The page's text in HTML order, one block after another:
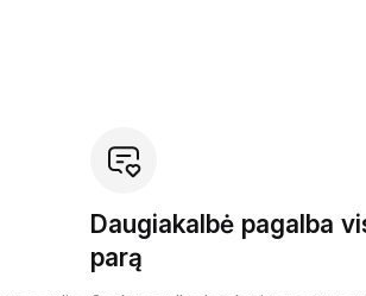
Daugiakalbė pagalba
parą